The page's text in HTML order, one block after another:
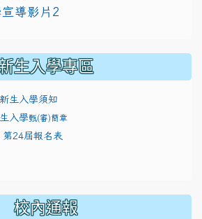
presentation/d/
導影片2
生入學專區
生入學須知
入學甄(審)簡章
24屆報名表
校內通報